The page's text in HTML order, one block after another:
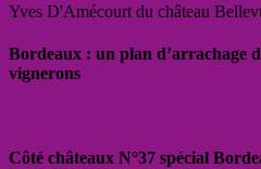
Yves D'Amécourt du château
Bordeaux : un plan d’arrachage
vignerons
Côté châteaux N°37 spécial